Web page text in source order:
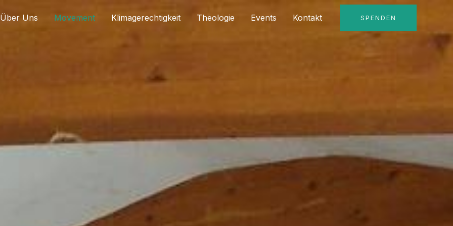
Über Uns Movement Klimagerechtigkeit Theologie Events Kontakt SPENDEN